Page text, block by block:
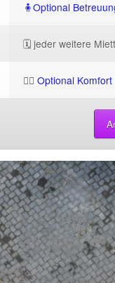
🧍Optional
🗓️ jeder weitere
🧘‍♀️ Optional